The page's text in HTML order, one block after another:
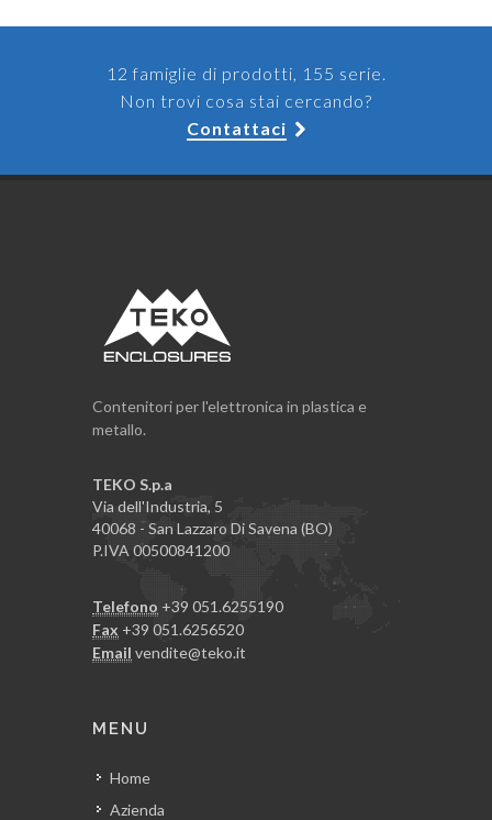
12 famiglie di prodotti, 155 serie.
Non trovi cosa stai cercando?
Contattaci
Contenitori per l'elettronica in plastica e
metallo.
TEKO S.p.a
Via dell'Industria, 5
40068 - San Lazzaro Di Savena (BO)
P.IVA 00500841200
Telefono +39 051.6255190
Fax +39 051.6256520
Email vendite@teko.it
MENU
Home
Azienda